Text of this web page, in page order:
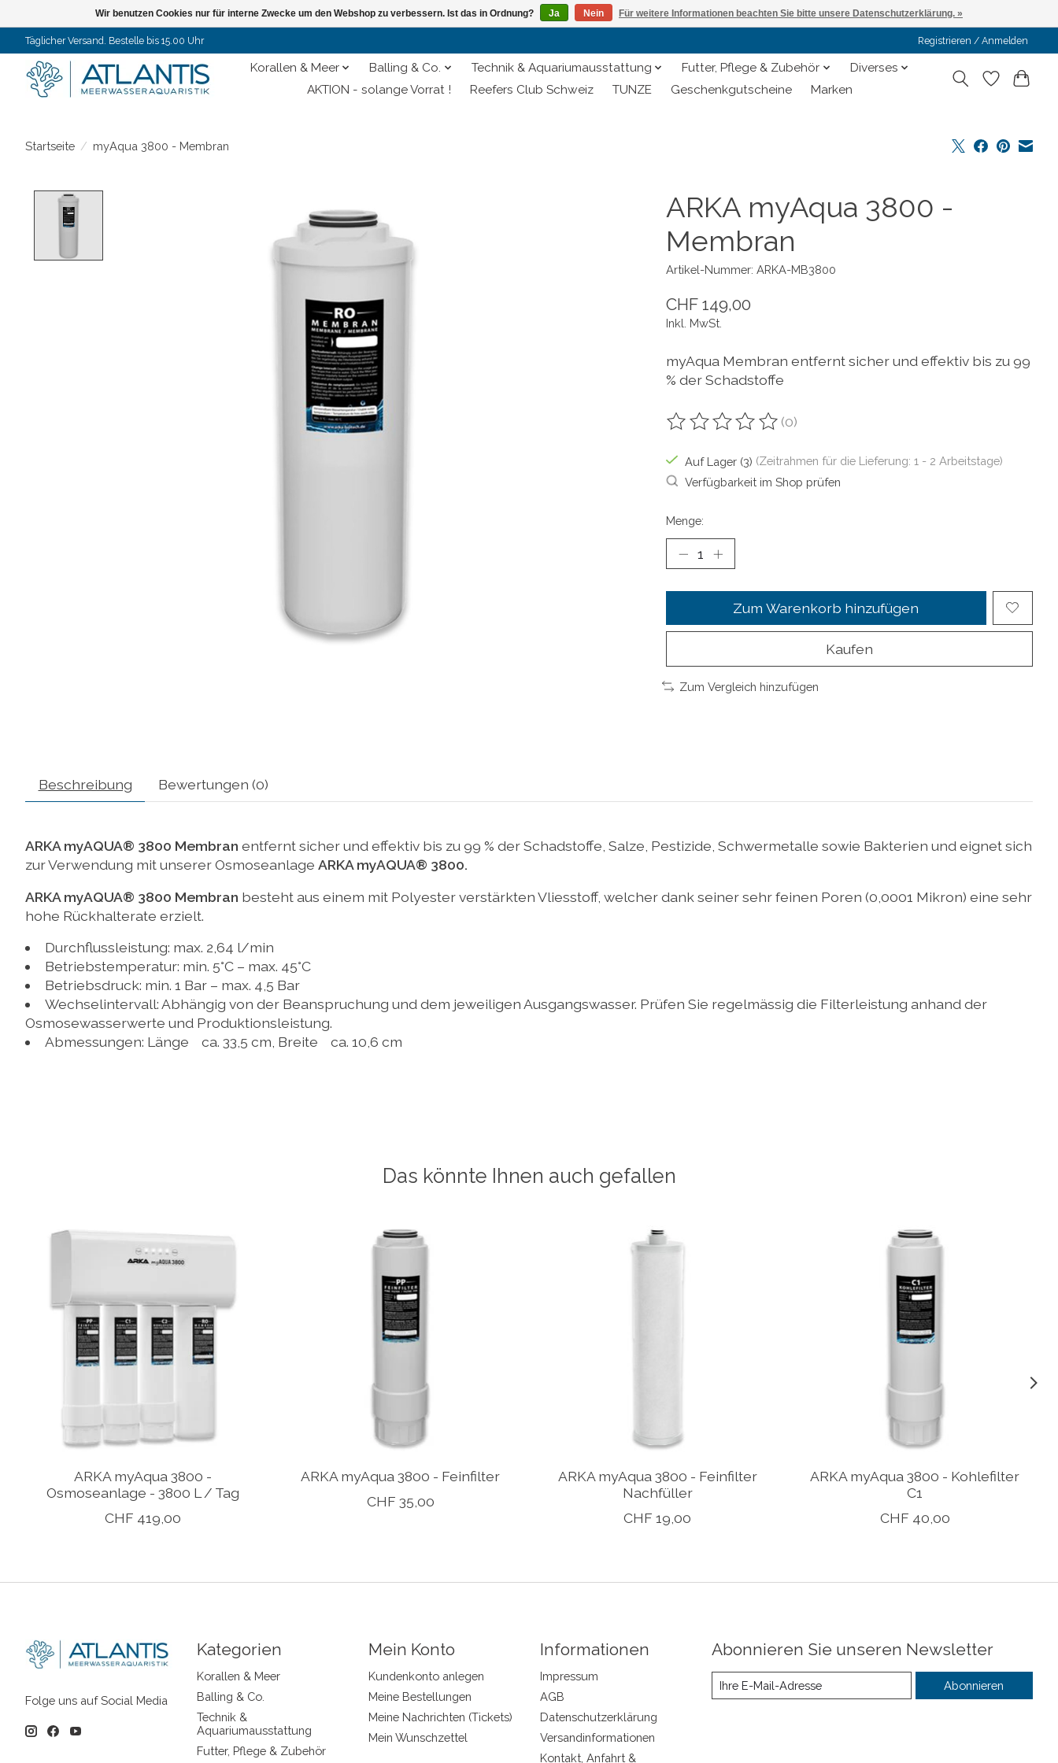
Täglicher Versand. Bestelle bis 15.00 Uhr Registrieren / Anmelden
Korallen & Meer Balling & Co. Technik & Aquariumausstattung Futter, Pflege & Zubehör
Diverses
AKTION - solange Vorrat !
Reefers Club Schweiz TUNZE Geschenkgutscheine Marken
Startseite / myAqua 3800 - Membran
ARKA myAqua 3800 -
Membran
Artikel-Nummer: ARKA-MB3800
CHF 149,00
Inkl. MwSt.
myAqua Membran entfernt sicher und effektiv bis zu 99
% der Schadstoffe
Die Bewertung dieses Produkts ist
(0)
Auf Lager (3) (Zeitrahmen für die Lieferung: 1 - 2 Arbeitstage)
Verfügbarkeit im Shop prüfen
Menge:
Zum Warenkorb hinzufügen
Kaufen
Zum Vergleich hinzufügen
Beschreibung Bewertungen (0)
ARKA myAQUA® 3800 Membran entfernt sicher und effektiv bis zu 99 % der Schadstoffe, Salze, Pestizide, Schwermetalle sowie Bakterien und eignet sich
zur Verwendung mit unserer Osmoseanlage ARKA myAQUA® 3800.
ARKA myAQUA® 3800 Membran besteht aus einem mit Polyester verstärkten Vliesstoff, welcher dank seiner sehr feinen Poren (0,0001 Mikron) eine sehr
hohe Rückhalterate erzielt.
Durchflussleistung: max. 2,64 l/min
Betriebstemperatur: min. 5°C – max. 45°C
Betriebsdruck: min. 1 Bar – max. 4,5 Bar
Wechselintervall: Abhängig von der Beanspruchung und dem jeweiligen Ausgangswasser. Prüfen Sie regelmässig die Filterleistung anhand der
Osmosewasserwerte und Produktionsleistung.
Abmessungen: Länge ca. 33,5 cm, Breite ca. 10,6 cm
Das könnte Ihnen auch gefallen
Produkt-Karussell-Artikel
ARKA myAqua 3800 -
Osmoseanlage - 3800 L / Tag
CHF 419,00
ARKA myAqua 3800 - Feinfilter
CHF 35,00
ARKA myAqua 3800 - Feinfilter
Nachfüller
CHF 19,00
ARKA myAqua 3800 - Kohlefilter
C1
CHF 40,00
Folge uns auf Social Media
Kategorien
Korallen & Meer
Balling & Co.
Technik &
Aquariumausstattung
Futter, Pflege & Zubehör
Mein Konto
Kundenkonto anlegen
Meine Bestellungen
Meine Nachrichten (Tickets)
Mein Wunschzettel
Informationen
Impressum
AGB
Datenschutzerklärung
Versandinformationen
Kontakt, Anfahrt &
Abonnieren Sie unseren Newsletter
Abonnieren
Wir benutzen Cookies nur für interne Zwecke um den Webshop zu verbessern. Ist das in Ordnung? Ja Nein Für weitere Informationen beachten Sie bitte unsere Datenschutzerklärung. »